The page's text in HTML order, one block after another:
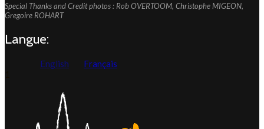
Special Thanks and Credit photos : Rob OVERTOOM, Christophe MIGEON,
Gregoire ROHART
Langue:
English
Français